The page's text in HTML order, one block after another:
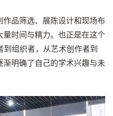
品筛选、展陈设计和现场布
时间与精力。也正是在这个
到组织者，从艺术创作者到
明确了自己的学术兴趣与未